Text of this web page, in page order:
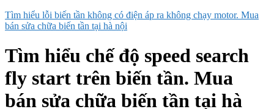
Tìm hiểu lỗi biến tần không có điện áp ra không chạy motor. Mua
bán sửa chữa biến tần tại hà nội
Tìm hiểu chế độ speed search
fly start trên biến tần. Mua
bán sửa chữa biến tần tại hà